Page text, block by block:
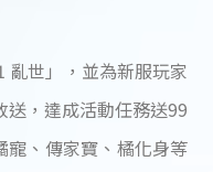
亂世」，並為新服玩家
，達成活動任務送99
、傳家寶、橘化身等